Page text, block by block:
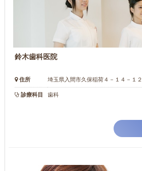
鈴木歯科医院
住所 埼玉県入間市久保稲荷４－１４－１２
診療科目 歯科